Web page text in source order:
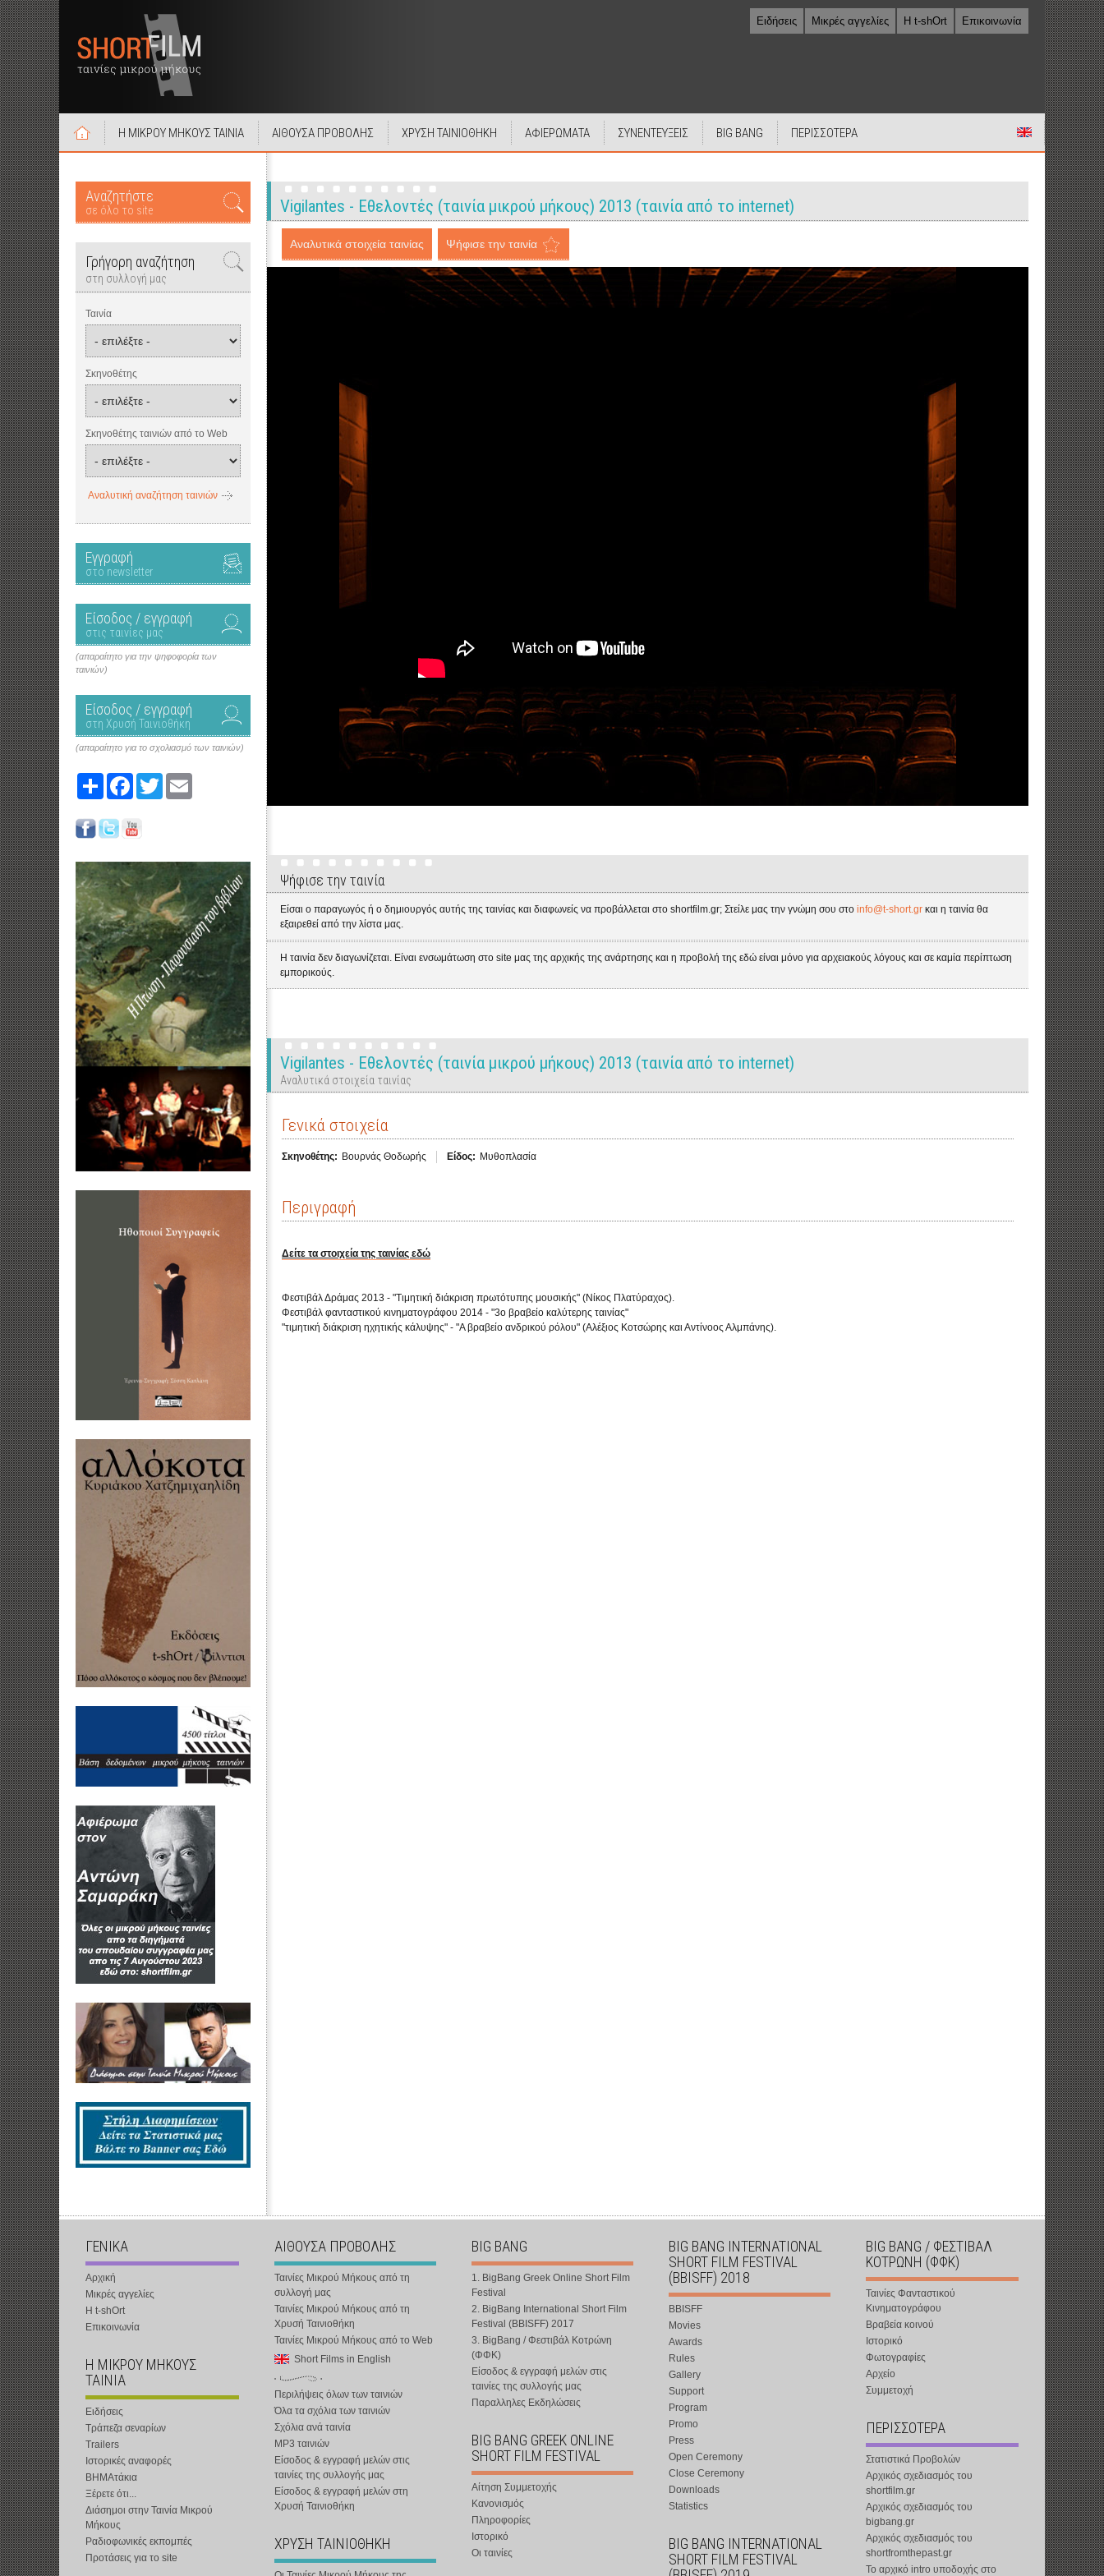
Ειδήσεις Μικρές αγγελίες Η t-shOrt Επικοινωνία
Η ΜΙΚΡΟΥ ΜΗΚΟΥΣ ΤΑΙΝΙΑ ΑΙΘΟΥΣΑ ΠΡΟΒΟΛΗΣ ΧΡΥΣΗ ΤΑΙΝΙΟΘΗΚΗ ΑΦΙΕΡΩΜΑΤΑ ΣΥΝΕΝΤΕΥΞΕΙΣ BIG BANG ΠΕΡΙΣΣΟΤΕΡΑ
Αναζητήστε
σε όλο το site
Γρήγορη αναζήτηση
στη συλλογή μας
Ταινία
Σκηνοθέτης
Σκηνοθέτης ταινιών από το Web
Αναλυτική αναζήτηση ταινιών
Εγγραφή
στο newsletter
Είσοδος / εγγραφή
στις ταινίες μας
(απαραίτητο για την ψηφοφορία των
ταινιών)
Είσοδος / εγγραφή
στη Χρυσή Ταινιοθήκη
(απαραίτητο για το σχολιασμό των ταινιών)
Share FacebookTwitter
Vigilantes - Εθελοντές (ταινία μικρού μήκους) 2013 (ταινία από το internet)
Αναλυτικά στοιχεία ταινίας Ψήφισε την ταινία
Ψήφισε την ταινία
Είσαι ο παραγωγός ή ο δημιουργός αυτής της ταινίας και διαφωνείς να προβάλλεται στο shortfilm.gr; Στείλε μας την γνώμη σου στο info@t-short.gr και η ταινία θα
εξαιρεθεί από την λίστα μας.
Η ταινία δεν διαγωνίζεται. Είναι ενσωμάτωση στο site μας της αρχικής της ανάρτησης και η προβολή της εδώ είναι μόνο για αρχειακούς λόγους και σε καμία περίπτωση
εμπορικούς.
Vigilantes - Εθελοντές (ταινία μικρού μήκους) 2013 (ταινία από το internet)
Αναλυτικά στοιχεία ταινίας
Γενικά στοιχεία
Σκηνοθέτης: Βουρνάς Θοδωρής Είδος: Μυθοπλασία
Περιγραφή
Δείτε τα στοιχεία της ταινίας εδώ
Φεστιβάλ Δράμας 2013 - "Τιμητική διάκριση πρωτότυπης μουσικής" (Νίκος Πλατύραχος).
Φεστιβάλ φανταστικού κινηματογράφου 2014 - "3ο βραβείο καλύτερης ταινίας"
"τιμητική διάκριση ηχητικής κάλυψης" - "Α βραβείο ανδρικού ρόλου" (Αλέξιος Κοτσώρης και Αντίνοος Αλμπάνης).
ΓΕΝΙΚΑ
Αρχική
Μικρές αγγελίες
Η t-shOrt
Επικοινωνία
Η ΜΙΚΡΟΥ ΜΗΚΟΥΣ
ΤΑΙΝΙΑ
Ειδήσεις
Τράπεζα σεναρίων
Trailers
Ιστορικές αναφορές
ΒΗΜΑτάκια
Ξέρετε ότι...
Διάσημοι στην Ταινία Μικρού
Μήκους
Ραδιοφωνικές εκπομπές
Προτάσεις για το site
ΑΙΘΟΥΣΑ ΠΡΟΒΟΛΗΣ
Ταινίες Μικρού Μήκους από τη
συλλογή μας
Ταινίες Μικρού Μήκους από τη
Χρυσή Ταινιοθήκη
Ταινίες Μικρού Μήκους από το Web
Short Films in English
Περιλήψεις όλων των ταινιών
Όλα τα σχόλια των ταινιών
Σχόλια ανά ταινία
MP3 ταινιών
Είσοδος & εγγραφή μελών στις
ταινίες της συλλογής μας
Είσοδος & εγγραφή μελών στη
Χρυσή Ταινιοθήκη
ΧΡΥΣΗ ΤΑΙΝΙΟΘΗΚΗ
BIG BANG
1. BigBang Greek Online Short Film
Festival
2. BigBang International Short Film
Festival (BBISFF) 2017
3. BigBang / Φεστιβάλ Κοτρώνη
(ΦΦΚ)
Είσοδος & εγγραφή μελών στις
ταινίες της συλλογής μας
Παραλληλες Εκδηλώσεις
BIG BANG GREEK ONLINE
SHORT FILM FESTIVAL
Αίτηση Συμμετοχής
Κανονισμός
Πληροφορίες
Ιστορικό
Οι ταινίες
BIG BANG INTERNATIONAL
SHORT FILM FESTIVAL
(BBISFF) 2018
BBISFF
Movies
Awards
Rules
Gallery
Support
Program
Promo
Press
Open Ceremony
Close Ceremony
Downloads
Statistics
BIG BANG INTERNATIONAL
SHORT FILM FESTIVAL
BIG BANG / ΦΕΣΤΙΒΑΛ
ΚΟΤΡΩΝΗ (ΦΦΚ)
Ταινίες Φανταστικού
Κινηματογράφου
Βραβεία κοινού
Ιστορικό
Φωτογραφίες
Αρχείο
Συμμετοχή
ΠΕΡΙΣΣΟΤΕΡΑ
Στατιστικά Προβολών
Αρχικός σχεδιασμός του
shortfilm.gr
Αρχικός σχεδιασμός του
bigbang.gr
Αρχικός σχεδιασμός του
shortfromthepast.gr
Το αρχικό intro υποδοχής στο